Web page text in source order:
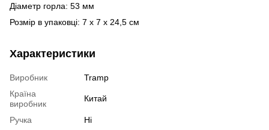
Діаметр горла: 53 мм
Розмір в упаковці: 7 х 7 х 24,5 см
Характеристики
Виробник
Tramp
Країна
виробник
Китай
Ручка
Ні